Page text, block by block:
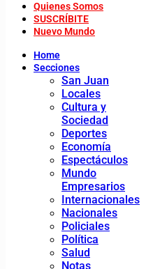
Quienes Somos
SUSCRÍBITE
Nuevo Mundo
Home
Secciones
San Juan
Locales
Cultura y
Sociedad
Deportes
Economía
Espectáculos
Mundo
Empresarios
Internacionales
Nacionales
Policiales
Política
Salud
Notas